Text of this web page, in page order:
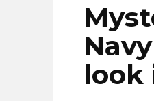
look